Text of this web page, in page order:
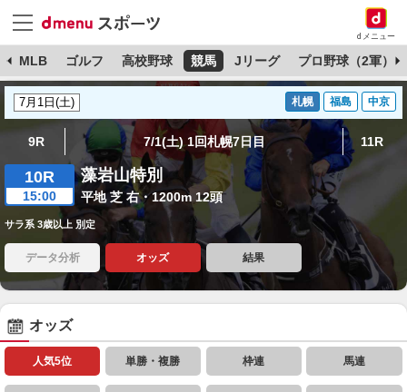
dメニュー
MLB ゴルフ 高校野球 競馬 Jリーグ プロ野球（2軍）
札幌 福島 中京
9R 7/1(土) 1回札幌7日目 11R
10R
15:00
藻岩山特別
平地 芝 右・1200m 12頭
サラ系 3歳以上 別定
データ分析 オッズ 結果
オッズ
人気5位 単勝・複勝 枠連 馬連